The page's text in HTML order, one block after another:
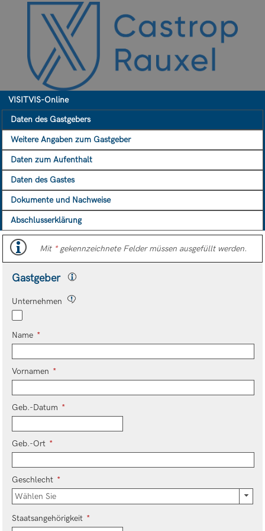
VISITVIS-Online
Daten des Gastgebers
Weitere Angaben zum Gastgeber
Daten zum Aufenthalt
Daten des Gastes
Dokumente und Nachweise
Abschlusserklärung
Mit *gekennzeichnete Felder müssen ausgefüllt werden.
Gastgeber
Unternehmen
Name *
Vornamen *
Geb.-Datum *
Geb.-Ort *
Geschlecht *
Wählen Sie
Staatsangehörigkeit *